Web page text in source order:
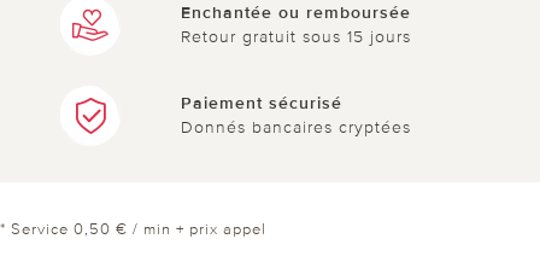
Enchantée ou remboursée
Retour gratuit sous 15 jours
Paiement sécurisé
Donnés bancaires cryptées
* Service 0,50 € / min + prix appel